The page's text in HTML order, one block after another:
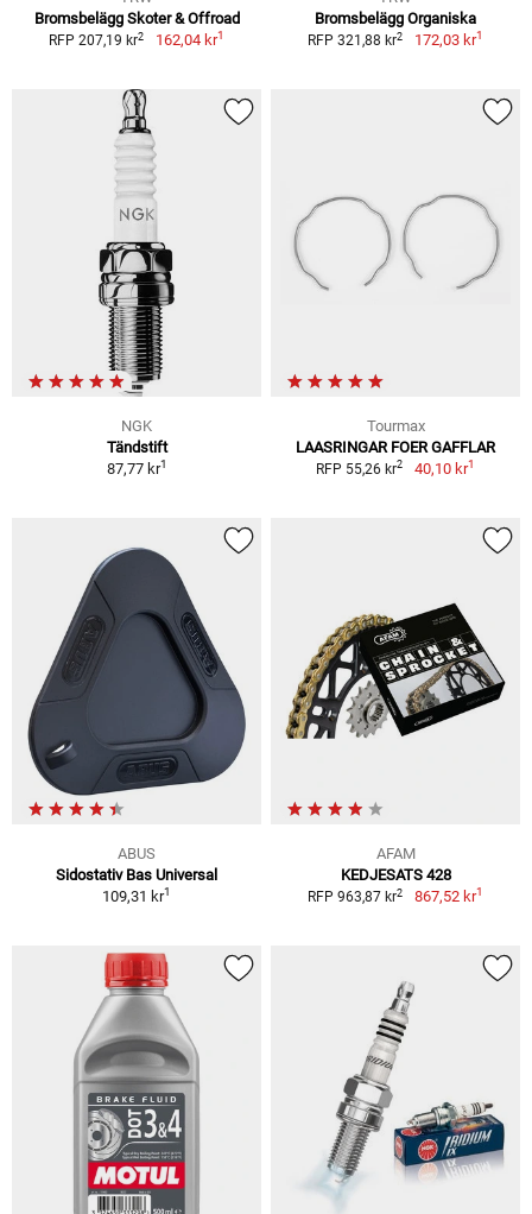
Bromsbelägg Skoter & Offroad
RFP 207,19 kr2 162,04 kr1
Bromsbelägg Organiska
RFP 321,88 kr2 172,03 kr1
NGK
Tändstift
87,77 kr1
Tourmax
LAASRINGAR FOER GAFFLAR
RFP 55,26 kr2 40,10 kr1
ABUS
Sidostativ Bas Universal
109,31 kr1
AFAM
KEDJESATS 428
RFP 963,87 kr2 867,52 kr1